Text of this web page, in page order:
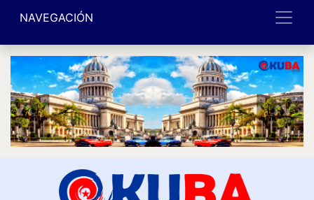
NAVEGACIÓN